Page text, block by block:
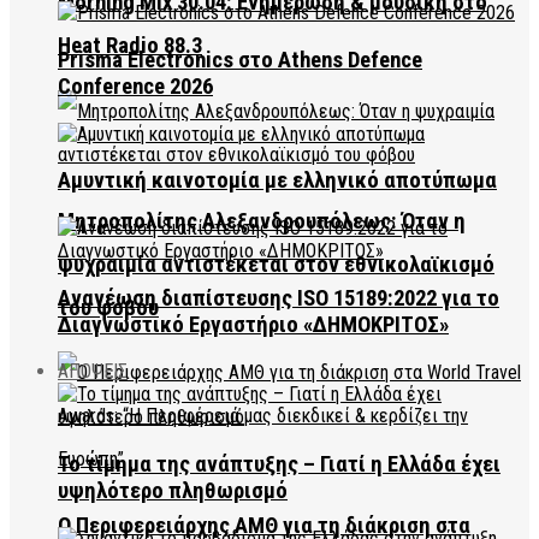
Heat Radio 88.3
Μητροπολίτης Αλεξανδρουπόλεως: Όταν η
ψυχραιμία αντιστέκεται στον εθνικολαϊκισμό
του φόβου
Ο Περιφερειάρχης ΑΜΘ για τη διάκριση στα
Prisma Electronics στο Athens Defence
Conference 2026
Αμυντική καινοτομία με ελληνικό αποτύπωμα
Ανανέωση διαπίστευσης ISO 15189:2022 για το
Διαγνωστικό Εργαστήριο «ΔΗΜΟΚΡΙΤΟΣ»
ΑΠΟΨΕΙΣ
Το τίμημα της ανάπτυξης – Γιατί η Ελλάδα έχει
υψηλότερο πληθωρισμό